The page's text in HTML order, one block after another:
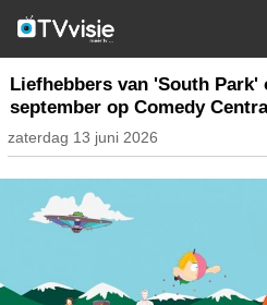
inhoud belgië
Liefhebbers van 'South Park'
september op Comedy
zaterdag 13 juni 2026